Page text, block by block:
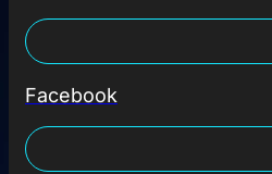
Facebook